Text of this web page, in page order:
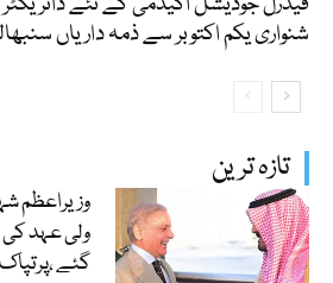
تازہ ترین
وزیراعظم
ولی عہد
گئے
شنواری یکم اکتوبر سے ذمہ داریاں